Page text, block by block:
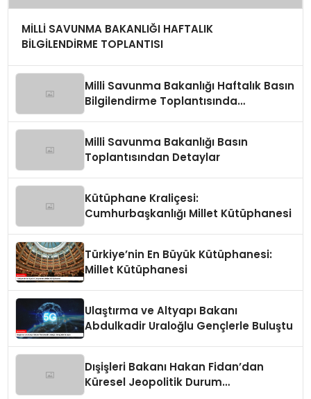
MİLLİ SAVUNMA BAKANLIĞI HAFTALIK
BİLGİLENDİRME TOPLANTISI
Milli Savunma Bakanlığı Haftalık Basın
Bilgilendirme Toplantısında
Milli Savunma Bakanlığı Basın
Toplantısından Detaylar
Kütüphane Kraliçesi:
Cumhurbaşkanlığı Millet Kütüphanesi
Türkiye’nin En Büyük Kütüphanesi:
Millet Kütüphanesi
Ulaştırma ve Altyapı Bakanı
Abdulkadir Uraloğlu Gençlerle Buluştu
Dışişleri Bakanı Hakan Fidan’dan
Küresel Jeopolitik Durum